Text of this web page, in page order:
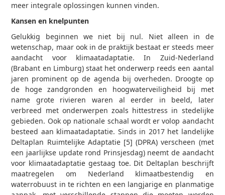
meer integrale oplossingen kunnen vinden.
Kansen en knelpunten
Gelukkig beginnen we niet bij nul. Niet alleen in de
wetenschap, maar ook in de praktijk bestaat er steeds meer
aandacht voor klimaatadaptatie. In Zuid-Nederland
(Brabant en Limburg) staat het onderwerp reeds een aantal
jaren prominent op de agenda bij overheden. Droogte op
de hoge zandgronden en hoogwaterveiligheid bij met
name grote rivieren waren al eerder in beeld, later
verbreed met onderwerpen zoals hittestress in stedelijke
gebieden. Ook op nationale schaal wordt er volop aandacht
besteed aan klimaatadaptatie. Sinds in 2017 het landelijke
Deltaplan Ruimtelijke Adaptatie [5] (DPRA) verscheen (met
een jaarlijkse update rond Prinsjesdag) neemt de aandacht
voor klimaatadaptatie gestaag toe. Dit Deltaplan beschrijft
maatregelen om Nederland klimaatbestendig en
waterrobuust in te richten en een langjarige en planmatige